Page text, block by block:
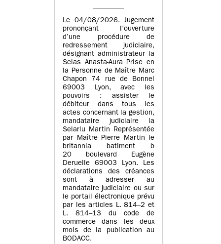
Le 04/08/2026. Jugement
prononçant l’ouverture
d’une procédure de
redressement judiciaire,
désignant administrateur la
Selas Anasta-Aura Prise en
la Personne de Maître Marc
Chapon 74 rue de Bonnel
69003 Lyon, avec les
pouvoirs : assister le
débiteur dans tous les
actes concernant la gestion,
mandataire judiciaire la
Selarlu Martin Représentée
par Maître Pierre Martin le
britannia batiment b
20 boulevard Eugène
Deruelle 69003 Lyon. Les
déclarations des créances
sont à adresser au
mandataire judiciaire ou sur
le portail électronique prévu
par les articles L. 814–2 et
L. 814–13 du code de
commerce dans les deux
mois de la publication au
BODACC.